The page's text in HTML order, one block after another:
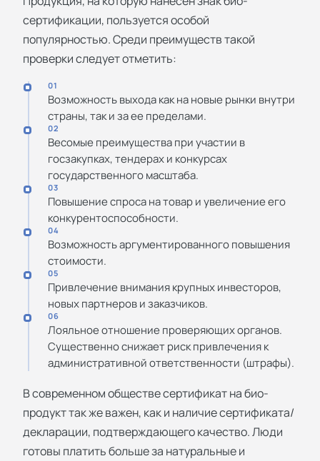
сертификации, пользуется особой
популярностью. Среди преимуществ такой
проверки следует отметить:
01
Возможность выхода как на новые рынки внутри
страны, так и за ее пределами.
02
Весомые преимущества при участии в
госзакупках, тендерах и конкурсах
государственного масштаба.
03
Повышение спроса на товар и увеличение его
конкурентоспособности.
04
Возможность аргументированного повышения
стоимости.
05
Привлечение внимания крупных инвесторов,
новых партнеров и заказчиков.
06
Лояльное отношение проверяющих органов.
Существенно снижает риск привлечения к
административной ответственности (штрафы).
В современном обществе сертификат на био-
продукт так же важен, как и наличие сертификата/
декларации, подтверждающего качество. Люди
готовы платить больше за натуральные и